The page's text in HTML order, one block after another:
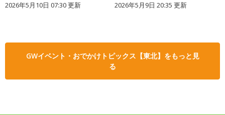
2026年5月10日 07:30 更新 2026年5月9日 20:35 更新
GWイベント・おでかけトピックス【東北】をもっと見
る